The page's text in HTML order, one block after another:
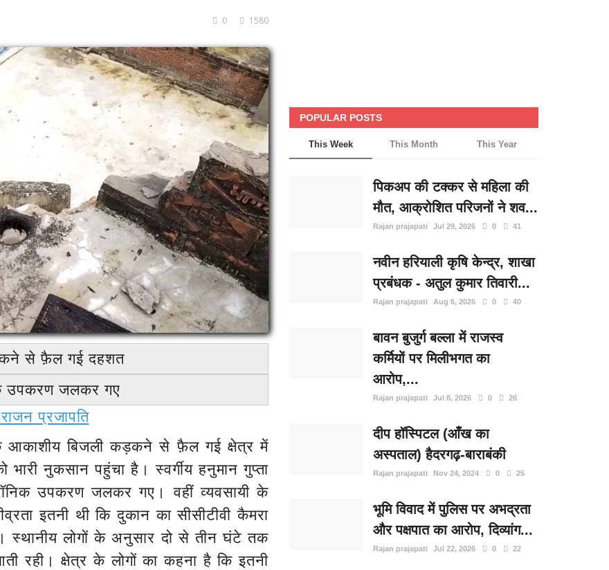
1580
0
से फ़ैल गई दहशत
उपकरण जलकर गए
राजन प्रजापति
आकाशीय बिजली कड़कने से फ़ैल गई क्षेत्र में
नुकसान पहुंचा है। स्वर्गीय हनुमान गुप्ता
उपकरण जलकर गए। वहीं व्यवसायी के
इतनी थी कि दुकान का सीसीटीवी कैमरा
स्थानीय लोगों के अनुसार दो से तीन घंटे तक
क्षेत्र के लोगों का कहना है कि इतनी
POPULAR POSTS
This Week This Month This Year
पिकअप की टक्कर से महिला की
मौत, आक्रोशित परिजनों ने शव...
Rajan prajapati Jul 29, 2026 0 41
नवीन हरियाली कृषि केन्द्र, शाखा
प्रबंधक - अतुल कुमार तिवारी...
Rajan prajapati Aug 6, 2026 0 40
बावन बुजुर्ग बल्ला में राजस्व
कर्मियों पर मिलीभगत का
आरोप,...
Rajan prajapati Jul 8, 2026 0 26
दीप हॉस्पिटल (आँख का
अस्पताल) हैदरगढ़-बाराबंकी
Rajan prajapati Nov 24, 2024 0 25
भूमि विवाद में पुलिस पर अभद्रता
और पक्षपात का आरोप, दिव्यांग...
Rajan prajapati Jul 22, 2026 0 22